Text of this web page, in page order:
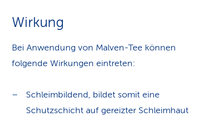
Wirkung
Bei Anwendung von Malven-Tee können
folgende Wirkungen eintreten:
Schleimbildend, bildet somit eine
Schutzschicht auf gereizter Schleimhaut